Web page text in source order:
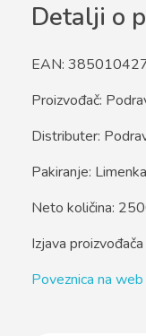
Detalji o
EAN:
Proizvođač:
Distributer:
Pakiranje: Limenka
Neto količina:
Izjava proizvođača
Poveznica na